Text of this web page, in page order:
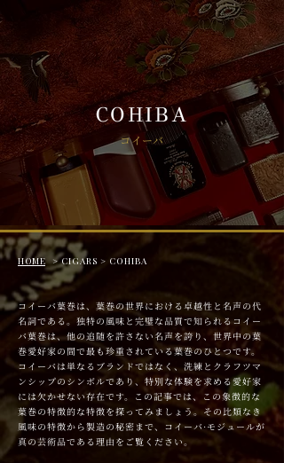
COHIBA
コイーバ
HOME > CIGARS > COHIBA
コイーバ葉巻は、葉巻の世界における卓越性と名声の代
名詞である。独特の風味と完璧な品質で知られるコイー
バ葉巻は、他の追随を許さない名声を誇り、世界中の葉
巻愛好家の間で最も珍重されている葉巻のひとつです。
コイーバは単なるブランドではなく、洗練とクラフツマ
ンシップのシンボルであり、特別な体験を求める愛好家
には欠かせない存在です。この記事では、この象徴的な
葉巻の特徴的な特徴を探ってみましょう。その比類なき
風味の特徴から製造の秘密まで、コイーバ·モジュールが
真の芸術品である理由をご覧ください。